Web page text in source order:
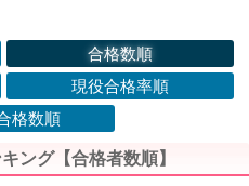
合格数順
現役合格率順
格数順
ング【合格者数順】